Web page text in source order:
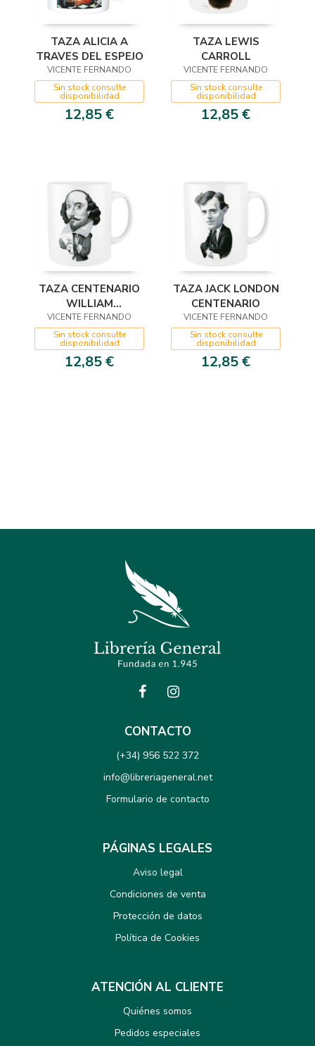
TAZA ALICIA A
TRAVES DEL ESPEJO
VICENTE FERNANDO
Sin stock consulte
disponibilidad
12,85 €
TAZA LEWIS
CARROLL
VICENTE FERNANDO
Sin stock consulte
disponibilidad
12,85 €
TAZA CENTENARIO
WILLIAM
SHAKESPEARE
VICENTE FERNANDO
Sin stock consulte
disponibilidad
12,85 €
TAZA JACK LONDON
CENTENARIO
VICENTE FERNANDO
Sin stock consulte
disponibilidad
12,85 €
CONTACTO
(+34) 956 522 372
info@libreriageneral.net
Formulario de contacto
PÁGINAS LEGALES
Aviso legal
Condiciones de venta
Protección de datos
Política de Cookies
ATENCIÓN AL CLIENTE
Quiénes somos
Pedidos especiales